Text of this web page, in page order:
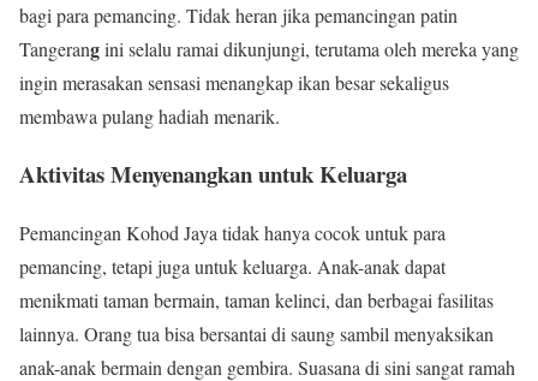
bagi para pemancing. Tidak heran jika pemancingan patin
Tangerangini selalu ramai dikunjungi, terutama oleh mereka yang
ingin merasakan sensasi menangkap ikan besar sekaligus
membawa pulang hadiah menarik.
Aktivitas Menyenangkan untuk Keluarga
Pemancingan Kohod Jaya tidak hanya cocok untuk para
pemancing, tetapi juga untuk keluarga. Anak-anak dapat
menikmati taman bermain, taman kelinci, dan berbagai fasilitas
lainnya. Orang tua bisa bersantai di saung sambil menyaksikan
anak-anak bermain dengan gembira. Suasana di sini sangat ramah